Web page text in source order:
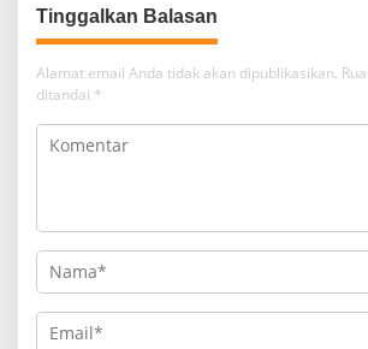
Tinggalkan Balasan
Alamat email Anda tidak akan dipublikasikan.
ditandai *